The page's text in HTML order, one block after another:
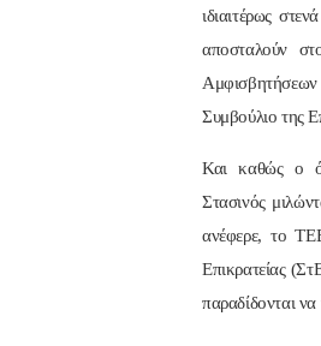
ιδιαιτέρως
αποσταλούν
Συμβούλιο της
Και καθώς ο
Στασινός
ανέφερε, το
Επικρατείας
παραδίδονται